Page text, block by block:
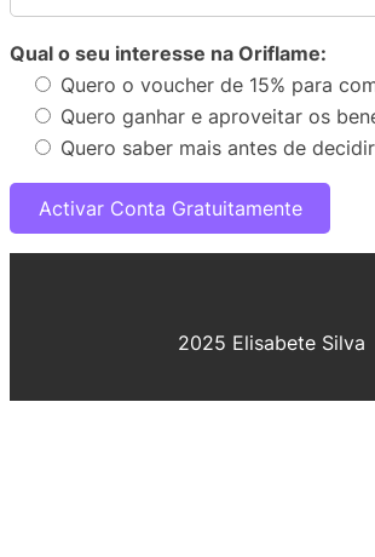
Qual o seu interesse na Oriflame:
Quero o voucher de 15% para
Quero ganhar e aproveitar os
Quero saber mais antes de decidir
2025 Elisabete Silva